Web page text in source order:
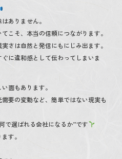
ありません。
こそ、本当の信頼につながります。
さは自然と発信にもにじみ出ます。
に違和感として伝わってしまいま
面もあります。
要の変動など、簡単ではない現実も
で選ばれる会社になるか”です
す。